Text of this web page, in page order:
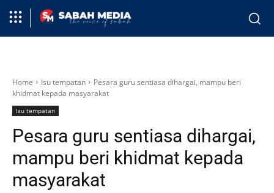
Home Isu tempatan
Pesara guru sentiasa dihargai, mampu beri
khidmat kepada masyarakat
Isu tempatan
Pesara guru sentiasa dihargai,
mampu beri khidmat kepada
masyarakat